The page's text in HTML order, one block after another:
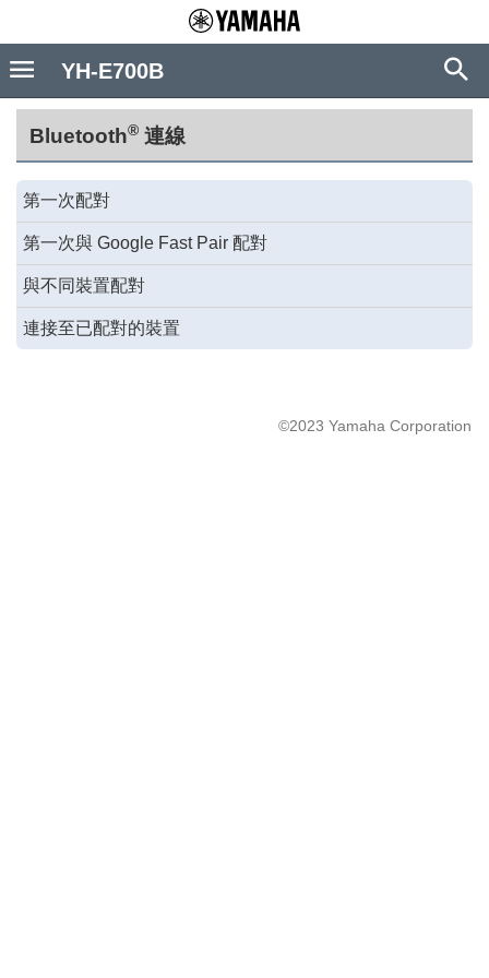
Bluetooth® 連線
第一次配對
第一次與 Google Fast Pair 配對
與不同裝置配對
連接至已配對的裝置
©2023 Yamaha Corporation
YH-E700B